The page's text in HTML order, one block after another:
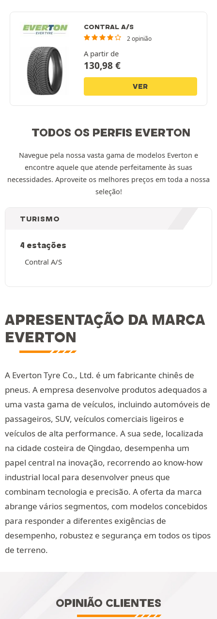
CONTRAL A/S
2 opinião
A partir de
130,98€
VER
TODOS OS PERFIS EVERTON
Navegue pela nossa vasta gama de modelos Everton e
encontre aquele que atende perfeitamente às suas
necessidades. Aproveite os melhores preços em toda a nossa
seleção!
TURISMO
4 estações
Contral A/S
APRESENTAÇÃO DA MARCA
EVERTON
A Everton Tyre Co., Ltd. é um fabricante chinês de
pneus. A empresa desenvolve produtos adequados a
uma vasta gama de veículos, incluindo automóveis de
passageiros, SUV, veículos comerciais ligeiros e
veículos de alta performance. A sua sede, localizada
na cidade costeira de Qingdao, desempenha um
papel central na inovação, recorrendo ao know-how
industrial local para desenvolver pneus que
combinam tecnologia e precisão. A oferta da marca
abrange vários segmentos, com modelos concebidos
para responder a diferentes exigências de
desempenho, robustez e segurança em todos os tipos
de terreno.
OPINIÃO CLIENTES